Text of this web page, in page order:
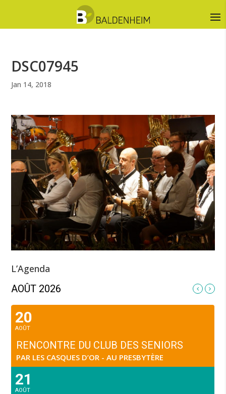
DSC07945
Jan 14, 2018
L’Agenda
AOÛT 2026
20
AOÛT
RENCONTRE DU CLUB DES SENIORS
PAR LES CASQUES D’OR - AU PRESBYTÈRE
21
AOÛT